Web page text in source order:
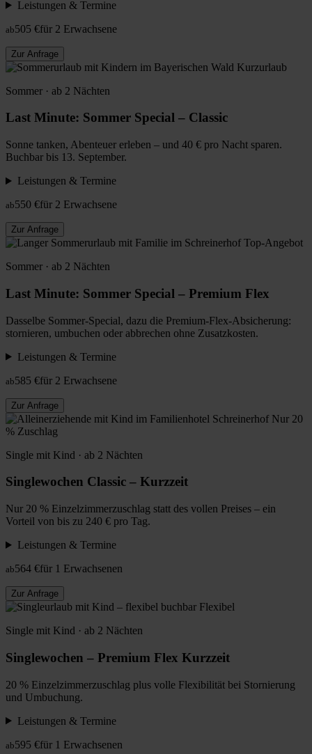
Leistungen & Termine
ab505 €für 2 Erwachsene
Zur Anfrage
Kurzurlaub
Sommer · ab 2 Nächten
Last Minute: Sommer Special – Classic
Sonne tanken, Abenteuer erleben – und 40 € pro Nacht sparen.
Buchbar bis 13. September.
Leistungen & Termine
ab550 €für 2 Erwachsene
Zur Anfrage
Top-Angebot
Sommer · ab 2 Nächten
Last Minute: Sommer Special – Premium Flex
Dasselbe Sommer-Special, dazu die Premium-Flex-Absicherung:
stornieren, umbuchen oder abbrechen ohne Zusatzkosten.
Leistungen & Termine
ab585 €für 2 Erwachsene
Zur Anfrage
Nur 20
% Zuschlag
Single mit Kind · ab 2 Nächten
Singlewochen Classic – Kurzzeit
Nur 20 % Einzelzimmerzuschlag statt des vollen Preises – ein
Vorteil von bis zu 240 € pro Tag.
Leistungen & Termine
ab564 €für 1 Erwachsenen
Zur Anfrage
Flexibel
Single mit Kind · ab 2 Nächten
Singlewochen – Premium Flex Kurzzeit
20 % Einzelzimmerzuschlag plus volle Flexibilität bei Stornierung
und Umbuchung.
Leistungen & Termine
ab595 €für 1 Erwachsenen